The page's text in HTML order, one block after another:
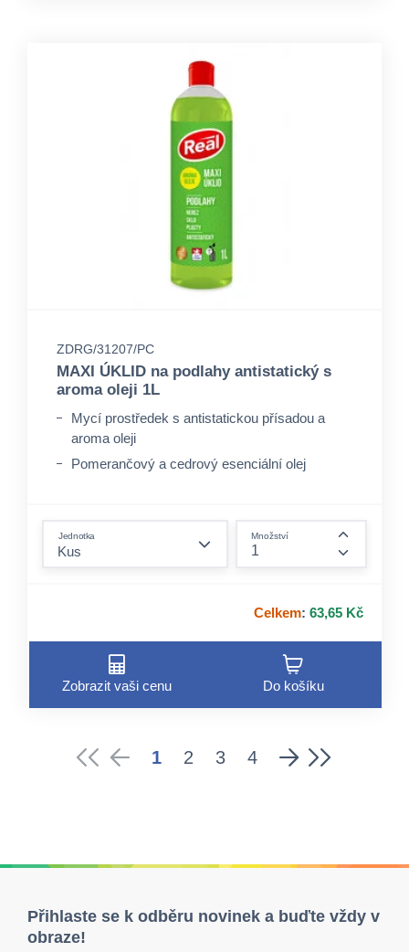
ZDRG/31207/PC
MAXI ÚKLID na podlahy antistatický s
aroma oleji 1L
Mycí prostředek s antistatickou přísadou a
aroma oleji
Pomerančový a cedrový esenciální olej
Jednotka Množství
Celkem: 63,65 Kč
Zobrazit vaši cenu Do košíku
1 2 3 4
Přihlaste se k odběru novinek a buďte vždy v
obraze!